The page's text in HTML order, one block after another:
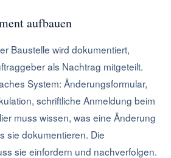
aufbauen
Baustelle wird dokumentiert,
als Nachtrag mitgeteilt.
System: Änderungsformular,
schriftliche Anmeldung beim
muss wissen, was eine Änderung
sie dokumentieren. Die
sie einfordern und nachverfolgen.